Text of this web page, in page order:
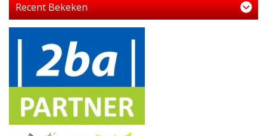
Recent Bekeken